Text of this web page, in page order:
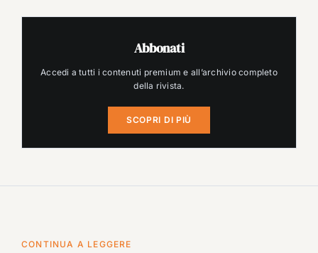
Abbonati
Accedi a tutti i contenuti premium e all’archivio completo
della rivista.
SCOPRI DI PIÙ
CONTINUA A LEGGERE